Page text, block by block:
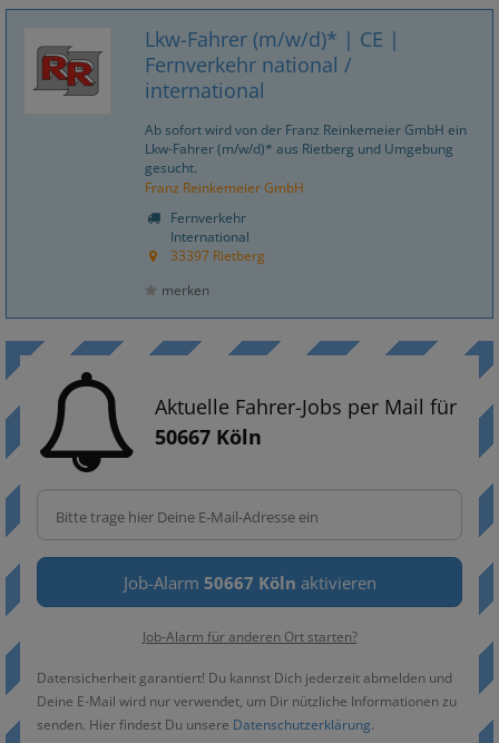
Lkw-Fahrer (m/w/d)* | CE |
Fernverkehr national /
international
Ab sofort wird von der Franz Reinkemeier GmbH ein
Lkw-Fahrer (m/w/d)* aus Rietberg und Umgebung
gesucht.
Franz Reinkemeier GmbH
Fernverkehr
International
33397 Rietberg
merken
Aktuelle Fahrer-Jobs per Mail für
50667 Köln
Job-Alarm 50667 Köln aktivieren
Job-Alarm für anderen Ort starten?
Datensicherheit garantiert! Du kannst Dich jederzeit abmelden und
Deine E-Mail wird nur verwendet, um Dir nützliche Informationen zu
senden. Hier findest Du unsere Datenschutzerklärung.